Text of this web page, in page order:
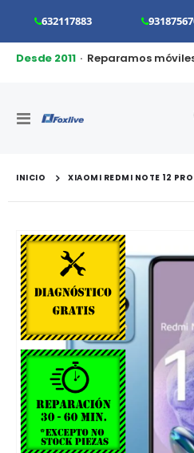
632117883
Desde 2011· Reparamos
Toggle
INICIO XIAOMI REDMI NOTE 12 PRO
Saltar
al
final
de
la
galería
de
imágenes